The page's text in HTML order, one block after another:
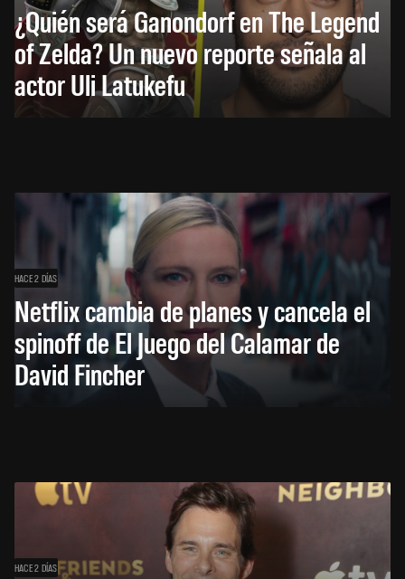
¿Quién será Ganondorf en The Legend
of Zelda? Un nuevo reporte señala al
actor Uli Latukefu
HACE 2 DÍAS
Netflix cambia de planes y cancela el
spinoff de El Juego del Calamar de
David Fincher
HACE 2 DÍAS